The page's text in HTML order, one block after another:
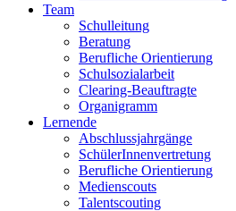
Team
Schulleitung
Beratung
Berufliche Orientierung
Schulsozialarbeit
Clearing-Beauftragte
Organigramm
Lernende
Abschlussjahrgänge
SchülerInnenvertretung
Berufliche Orientierung
Medienscouts
Talentscouting